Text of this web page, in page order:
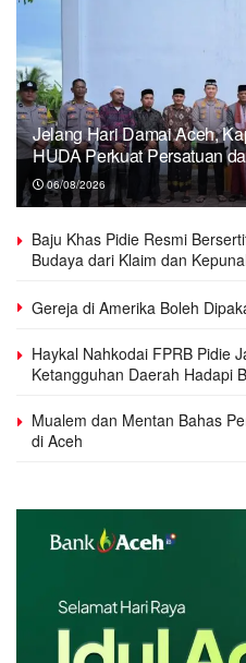
Jelang Hari Damai Aceh,
HUDA Perkuat Persatuan
06/08/2026
Baju Khas Pidie Resmi
Budaya dari Klaim dan
Gereja di Amerika Boleh
Haykal Nahkodai FPRB Pidie
Ketangguhan Daerah Hadapi
Mualem dan Mentan Bahas
di Aceh